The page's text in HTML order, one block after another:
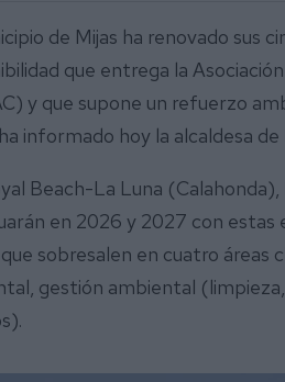
de Mijas ha renovado sus
que entrega la
y que supone un refuerzo
informado hoy la alcaldesa
Beach-La Luna
en 2026 y 2027 con
sobresalen en cuatro áreas
gestión ambiental